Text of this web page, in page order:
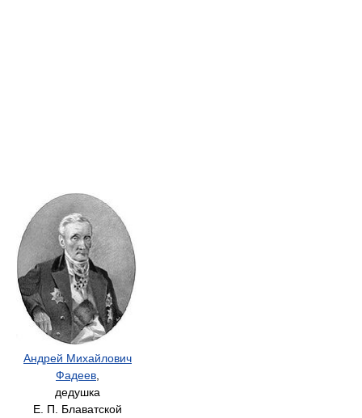
Андрей Михайлович
Фадеев
дедушка
Е. П. Блаватской